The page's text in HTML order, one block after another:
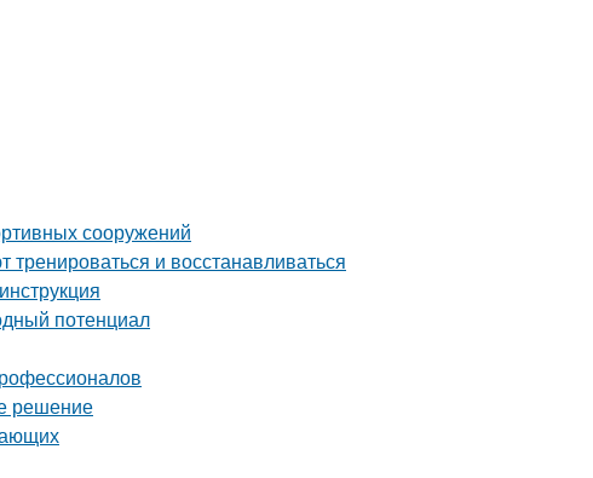
сооружений
и восстанавливаться
потенциал
решение